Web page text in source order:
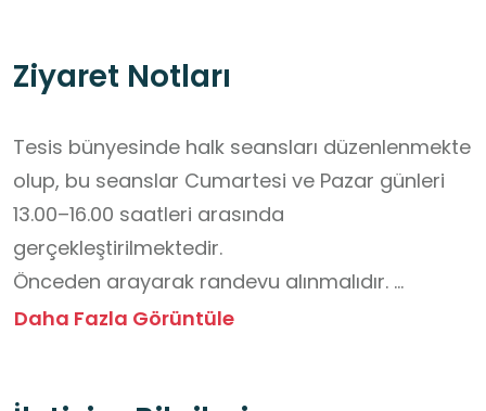
Ziyaret Notları
Tesis bünyesinde halk seansları düzenlenmekte
olup, bu seanslar Cumartesi ve Pazar günleri
13.00–16.00 saatleri arasında
gerçekleştirilmektedir.
Önceden arayarak randevu alınmalıdır.
Halk seanslarında giriş ücretlidir.
Daha Fazla Görüntüle